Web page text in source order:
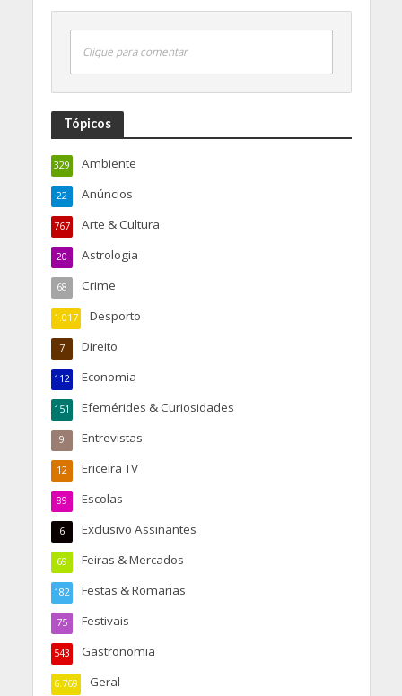
Clique para comentar
Tópicos
Ambiente
329
Anúncios
22
Arte & Cultura
767
Astrologia
20
Crime
68
Desporto
1.017
Direito
7
Economia
112
Efemérides & Curiosidades
151
Entrevistas
9
Ericeira TV
12
Escolas
89
Exclusivo Assinantes
6
Feiras & Mercados
69
Festas & Romarias
182
Festivais
75
Gastronomia
543
Geral
6.769